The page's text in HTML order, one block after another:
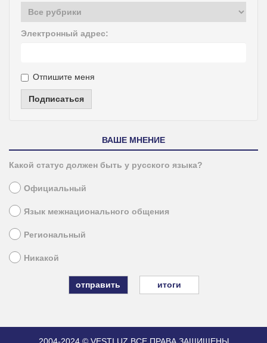
Электронный адрес:
Отпишите меня
Подписаться
ВАШЕ МНЕНИЕ
Какой статус должен быть у русского языка?
Официальный
Язык межнационального общения
Региональный
Никакой
итоги